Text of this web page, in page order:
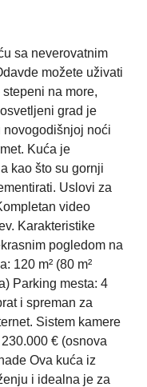
sa neverovatnim
možete uživati
na more,
grad je
novogodišnjoj noći
Kuća je
kao što su gornji
Uslovi za
video
Karakteristike
pogledom na
120 m² (80 m²
Parking mesta: 4
i spreman za
Sistem kamere
€ (osnova
Ova kuća iz
i idealna je za